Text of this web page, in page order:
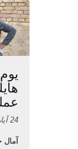
24 آيار / مايو، 2018